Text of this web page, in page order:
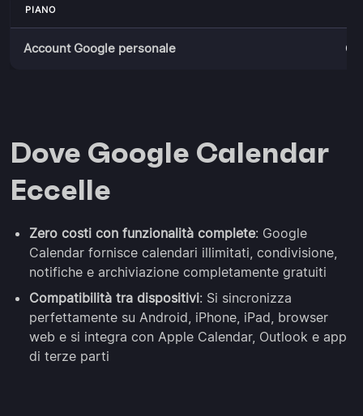
PIANO
Account Google personale
Dove Google Calendar
Eccelle
Zero costi con funzionalità complete: Google
Calendar fornisce calendari illimitati, condivisione,
notifiche e archiviazione completamente gratuiti
Compatibilità tra dispositivi: Si sincronizza
perfettamente su Android, iPhone, iPad, browser
web e si integra con Apple Calendar, Outlook e app
di terze parti